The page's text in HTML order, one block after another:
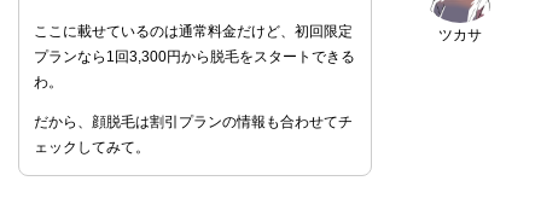
ツカサ
ここに載せているのは通常料金だけど、初回限定
プランなら1回3,300円から脱毛をスタートできる
わ。
だから、顔脱毛は割引プランの情報も合わせてチ
ェックしてみて。